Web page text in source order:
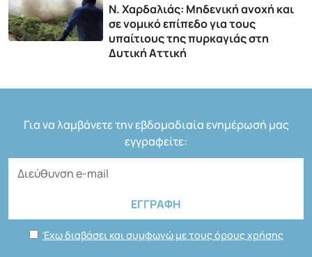
Ν. Χαρδαλιάς: Μηδενική ανοχή και
σε νομικό επίπεδο για τους
υπαίτιους της πυρκαγιάς στη
Δυτική Αττική
Για να λαμβάνετε την εβδομαδιαία ενημέρωσή μας
εγγραφείτε:
Έχω διαβάσει και συμφωνώ με τους όρους χρήσης